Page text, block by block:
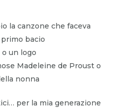
la canzone che faceva
bacio
un logo
Madeleine de Proust o
nonna
per la mia generazione